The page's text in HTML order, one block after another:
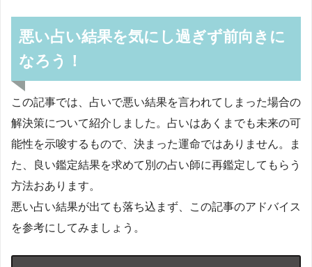
悪い占い結果を気にし過ぎず前向きに
なろう！
この記事では、占いで悪い結果を言われてしまった場合の
解決策について紹介しました。占いはあくまでも未来の可
能性を示唆するもので、決まった運命ではありません。ま
た、良い鑑定結果を求めて別の占い師に再鑑定してもらう
方法おあります。
悪い占い結果が出ても落ち込まず、この記事のアドバイス
を参考にしてみましょう。